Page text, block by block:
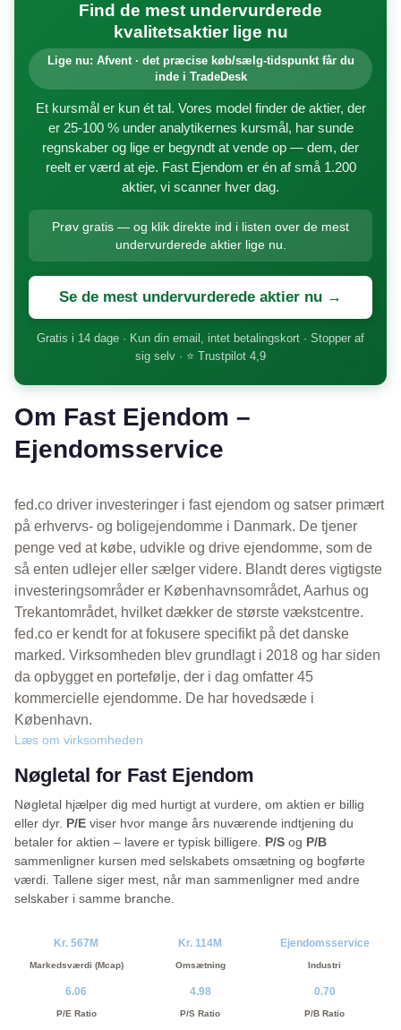
Find de mest undervurderede
kvalitetsaktier lige nu
Lige nu: Afvent · det præcise køb/sælg-tidspunkt får du
inde i TradeDesk
Et kursmål er kun ét tal. Vores model finder de aktier, der
er 25-100 % under analytikernes kursmål, har sunde
regnskaber og lige er begyndt at vende op — dem, der
reelt er værd at eje. Fast Ejendom er én af små 1.200
aktier, vi scanner hver dag.
Prøv gratis — og klik direkte ind i listen over de mest
undervurderede aktier lige nu.
Se de mest undervurderede aktier nu →
Gratis i 14 dage · Kun din email, intet betalingskort · Stopper af
sig selv · ⭐ Trustpilot 4,9
Om Fast Ejendom –
Ejendomsservice
fed.co driver investeringer i fast ejendom og satser primært
på erhvervs- og boligejendomme i Danmark. De tjener
penge ved at købe, udvikle og drive ejendomme, som de
så enten udlejer eller sælger videre. Blandt deres vigtigste
investeringsområder er Københavnsområdet, Aarhus og
Trekantområdet, hvilket dækker de største vækstcentre.
fed.co er kendt for at fokusere specifikt på det danske
marked. Virksomheden blev grundlagt i 2018 og har siden
da opbygget en portefølje, der i dag omfatter 45
kommercielle ejendomme. De har hovedsæde i
København.
Læs om virksomheden
Nøgletal for Fast Ejendom
Nøgletal hjælper dig med hurtigt at vurdere, om aktien er billig
eller dyr. P/E viser hvor mange års nuværende indtjening du
betaler for aktien – lavere er typisk billigere. P/S og P/B
sammenligner kursen med selskabets omsætning og bogførte
værdi. Tallene siger mest, når man sammenligner med andre
selskaber i samme branche.
Kr. 567M
Markedsværdi (Mcap)
Kr. 114M
Omsætning
Ejendomsservice
Industri
6.06
P/E Ratio
4.98
P/S Ratio
0.70
P/B Ratio